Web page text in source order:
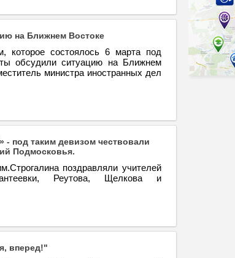
на Ближнем Востоке
которое состоялось 6 марта под
обсудили ситуацию на Ближнем
министра иностранных дел
- под таким девизом чествовали
Подмосковья.
поздравляли учителей
Реутова, Щелкова и
вперед!"